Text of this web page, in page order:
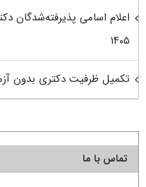
اعلام اسامی پذیرفته‌شدگان
۱۴۰۵
تکمیل ظرفیت دکتری بدون
تماس با ما